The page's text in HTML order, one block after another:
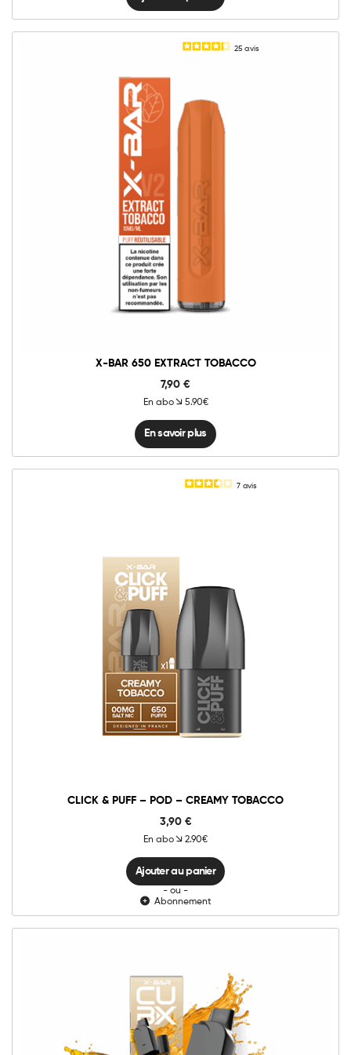
25avis
X-BAR 650 EXTRACT TOBACCO
7,90 €
En abo 5.90€
En savoir plus
7 avis
CLICK & PUFF – POD – CREAMY TOBACCO
3,90 €
En abo 2.90€
0mg 20mg
-
Pod
Ajouter au panier
Ajouter au panier
- ou -
Abonnement